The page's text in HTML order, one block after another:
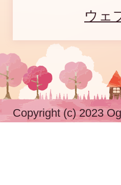
ウェ
Copyright (c) 2023